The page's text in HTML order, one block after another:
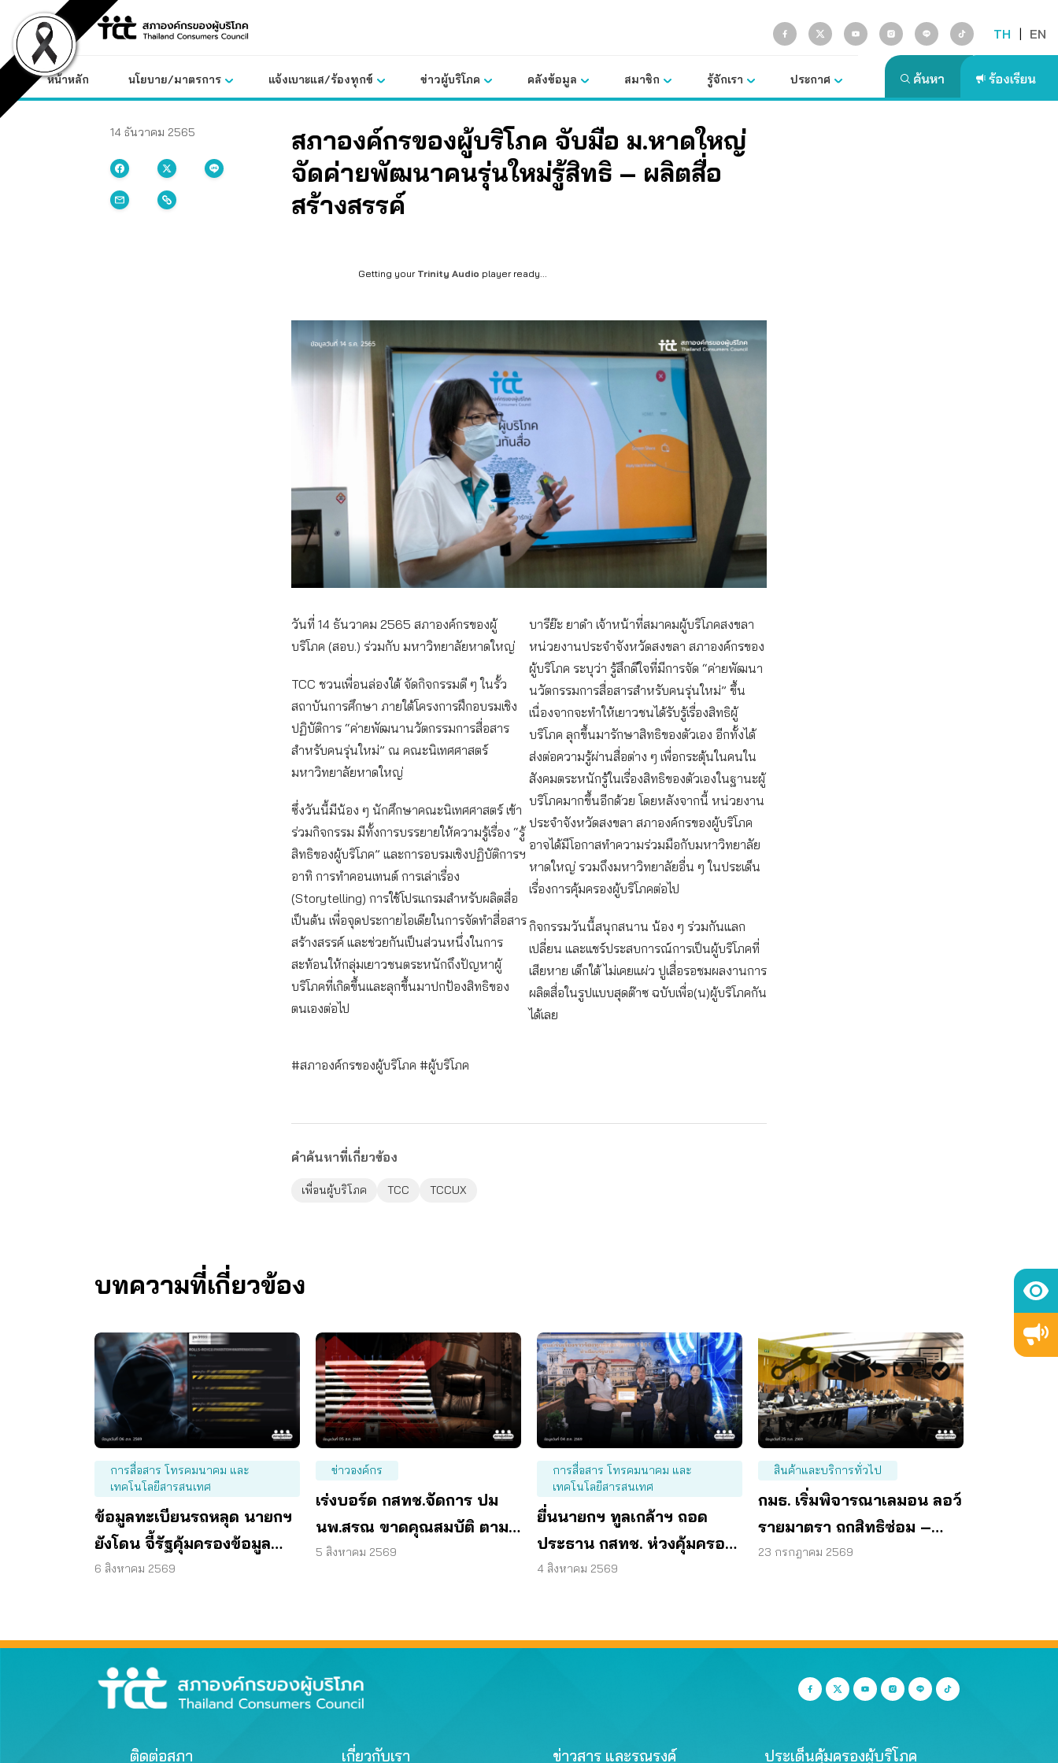
content
TH | EN
หน้าหลัก นโยบาย/มาตรการ แจ้งเบาะแส/ร้องทุกข์ ข่าวผู้บริโภค คลังข้อมูล สมาชิก รู้จักเรา ประกาศ
14 ธันวาคม 2565
สภาองค์กรของผู้บริโภค จับมือ ม.หาดใหญ่
จัดค่ายพัฒนาคนรุ่นใหม่รู้สิทธิ – ผลิตสื่อ
สร้างสรรค์
Getting your Trinity Audio player ready...
วันที่ 14 ธันวาคม 2565 สภาองค์กรของผู้
บริโภค (สอบ.) ร่วมกับ มหาวิทยาลัยหาดใหญ่
TCC ชวนเพื่อนล่องใต้ จัดกิจกรรมดี ๆ ในรั้ว
สถาบันการศึกษา ภายใต้โครงการฝึกอบรมเชิง
ปฏิบัติการ “ค่ายพัฒนานวัตกรรมการสื่อสาร
สำหรับคนรุ่นใหม่” ณ คณะนิเทศศาสตร์
มหาวิทยาลัยหาดใหญ่
ซึ่งวันนี้มีน้อง ๆ นักศึกษาคณะนิเทศศาสตร์ เข้า
ร่วมกิจกรรม มีทั้งการบรรยายให้ความรู้เรื่อง “รู้
สิทธิของผู้บริโภค” และการอบรมเชิงปฏิบัติการฯ
อาทิ การทำคอนเทนต์ การเล่าเรื่อง
(Storytelling) การใช้โปรแกรมสำหรับผลิตสื่อ
เป็นต้น เพื่อจุดประกายไอเดียในการจัดทำสื่อสาร
สร้างสรรค์ และช่วยกันเป็นส่วนหนึ่งในการ
สะท้อนให้กลุ่มเยาวชนตระหนักถึงปัญหาผู้
บริโภคที่เกิดขึ้นและลุกขึ้นมาปกป้องสิทธิของ
ตนเองต่อไป
บารีย๊ะ ยาดำ เจ้าหน้าที่สมาคมผู้บริโภคสงขลา
หน่วยงานประจำจังหวัดสงขลา สภาองค์กรของ
ผู้บริโภค ระบุว่า รู้สึกดีใจที่มีการจัด “ค่ายพัฒนา
นวัตกรรมการสื่อสารสำหรับคนรุ่นใหม่” ขึ้น
เนื่องจากจะทำให้เยาวชนได้รับรู้เรื่องสิทธิผู้
บริโภค ลุกขึ้นมารักษาสิทธิของตัวเอง อีกทั้งได้
ส่งต่อความรู้ผ่านสื่อต่าง ๆ เพื่อกระตุ้นในคนใน
สังคมตระหนักรู้ในเรื่องสิทธิของตัวเองในฐานะผู้
บริโภคมากขึ้นอีกด้วย โดยหลังจากนี้ หน่วยงาน
ประจำจังหวัดสงขลา สภาองค์กรของผู้บริโภค
อาจได้มีโอกาสทำความร่วมมือกับมหาวิทยาลัย
หาดใหญ่ รวมถึงมหาวิทยาลัยอื่น ๆ ในประเด็น
เรื่องการคุ้มครองผู้บริโภคต่อไป
กิจกรรมวันนี้สนุกสนาน น้อง ๆ ร่วมกันแลก
เปลี่ยน และแชร์ประสบการณ์การเป็นผู้บริโภคที่
เสียหาย เด็กใต้ ไม่เคยแผ่ว ปูเสื่อรอชมผลงานการ
ผลิตสื่อในรูปแบบสุดต๊าซ ฉบับเพื่อ(น)ผู้บริโภคกัน
ได้เลย
#สภาองค์กรของผู้บริโภค #ผู้บริโภค
คำค้นหาที่เกี่ยวข้อง
เพื่อนผู้บริโภค TCC TCCUX
บทความที่เกี่ยวข้อง
การสื่อสาร โทรคมนาคม และ
เทคโนโลยีสารสนเทศ
ข้อมูลทะเบียนรถหลุด นายกฯ
ยังโดน จี้รัฐคุ้มครองข้อมูล
ส่วนบุคคล
6 สิงหาคม 2569
ข่าวองค์กร
เร่งบอร์ด กสทช.จัดการ ปม
นพ.สรณ ขาดคุณสมบัติ ตาม
มติกรรมการสรรหา
5 สิงหาคม 2569
การสื่อสาร โทรคมนาคม และ
เทคโนโลยีสารสนเทศ
ยื่นนายกฯ ทูลเกล้าฯ ถอด
ประธาน กสทช. ห่วงคุ้มครอง
ผู้บริโภคสะดุด
4 สิงหาคม 2569
สินค้าและบริการทั่วไป
กมธ. เริ่มพิจารณาเลมอน ลอว์
รายมาตรา ถกสิทธิซ่อม –
เปลี่ยน – คืนเงิน
23 กรกฎาคม 2569
ติดต่อสภา เกี่ยวกับเรา ข่าวสาร และรณรงค์ ประเด็นคุ้มครองผู้บริโภค